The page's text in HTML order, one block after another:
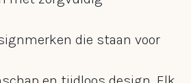
die staan voor